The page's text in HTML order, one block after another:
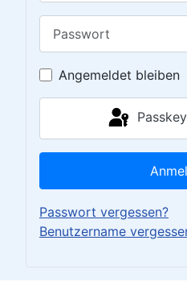
Angemeldet bleiben
Passwort vergessen?
Benutzername